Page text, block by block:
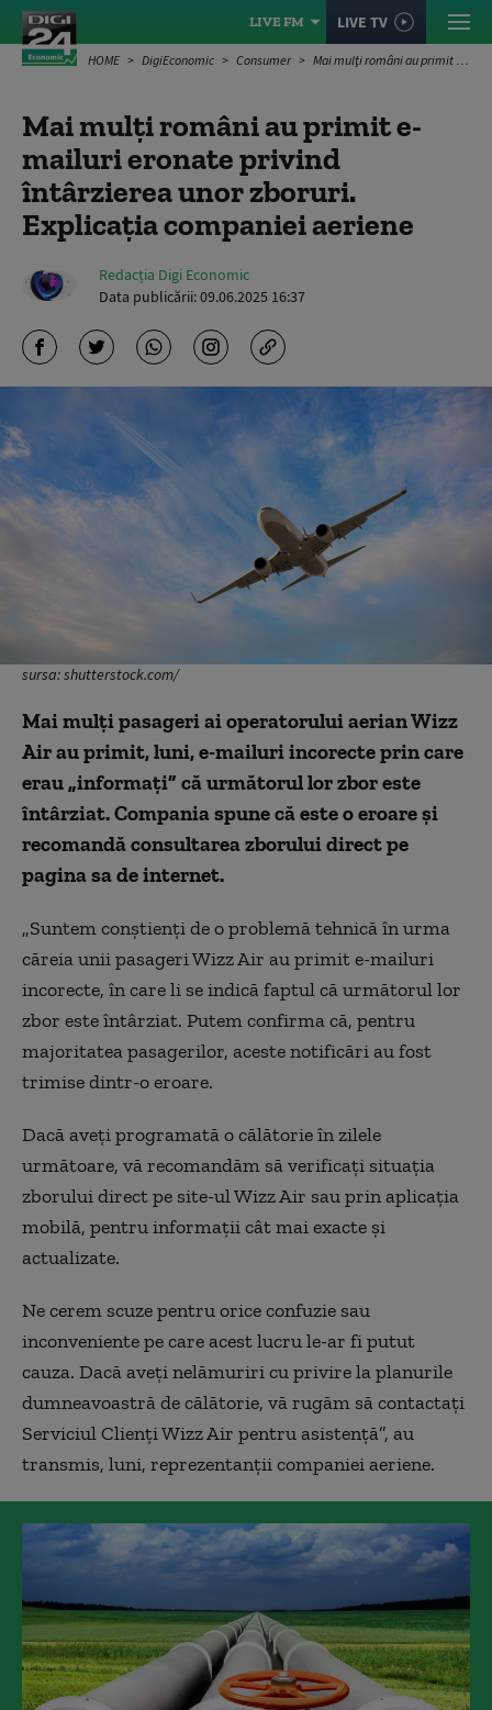
LIVE FM LIVE TV
HOME DigiEconomic Consumer Mai mulţi români au primit e-mailuri eronate privind întârzierea unor zboruri. Explicația companiei aeriene
Mai mulţi români au primit e-
mailuri eronate privind
întârzierea unor zboruri.
Explicația companiei aeriene
Redacția Digi Economic
Data publicării:09.06.2025 16:37
sursa: shutterstock.com/
Mai mulţi pasageri ai operatorului aerian Wizz
Air au primit, luni, e-mailuri incorecte prin care
erau „informați” că următorul lor zbor este
întârziat. Compania spune că este o eroare și
recomandă consultarea zborului direct pe
pagina sa de internet.
„Suntem conștienți de o problemă tehnică în urma
căreia unii pasageri Wizz Air au primit e-mailuri
incorecte, în care li se indică faptul că următorul lor
zbor este întârziat. Putem confirma că, pentru
majoritatea pasagerilor, aceste notificări au fost
trimise dintr-o eroare.
Dacă aveți programată o călătorie în zilele
următoare, vă recomandăm să verificați situația
zborului direct pe site-ul Wizz Air sau prin aplicația
mobilă, pentru informații cât mai exacte și
actualizate.
Ne cerem scuze pentru orice confuzie sau
inconveniente pe care acest lucru le-ar fi putut
cauza. Dacă aveți nelămuriri cu privire la planurile
dumneavoastră de călătorie, vă rugăm să contactați
Serviciul Clienți Wizz Air pentru asistență”, au
transmis, luni, reprezentanții companiei aeriene.